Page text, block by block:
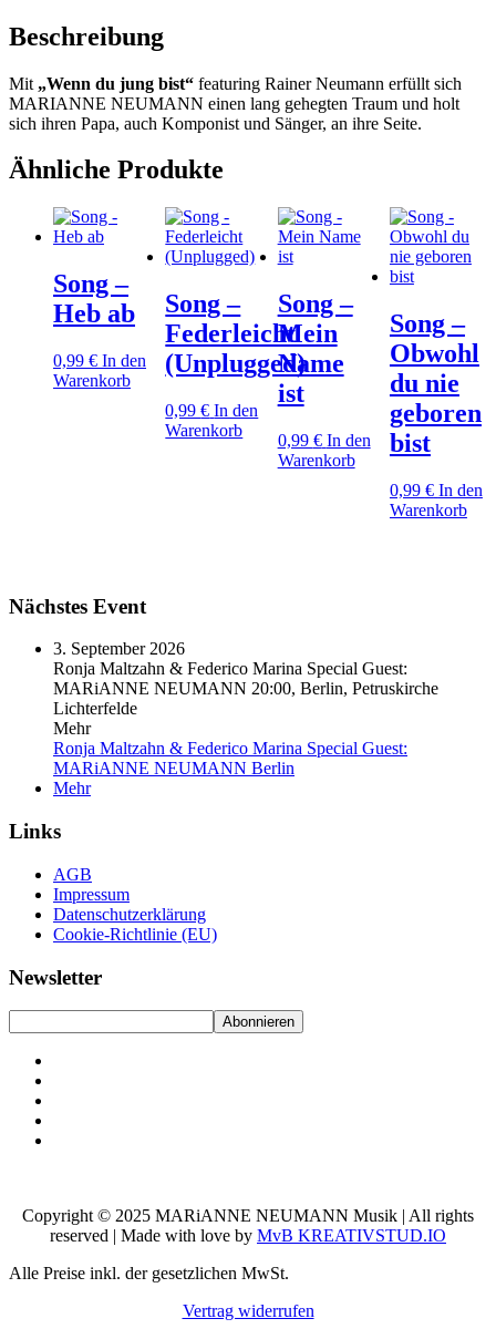
Beschreibung
Mit „Wenn du jung bist“ featuring Rainer Neumann erfüllt sich
MARIANNE NEUMANN einen lang gehegten Traum und holt
sich ihren Papa, auch Komponist und Sänger, an ihre Seite.
Ähnliche Produkte
Song –
Heb ab
0,99 € In den
Warenkorb
Song –
Federleicht
(Unplugged)
0,99€ In den
Warenkorb
Song –
Mein
Name
ist
0,99 € In den
Warenkorb
Song –
Obwohl
du nie
geboren
bist
0,99 € In den
Warenkorb
Nächstes Event
3. September 2026
Ronja Maltzahn & Federico Marina Special Guest:
MARiANNE NEUMANN 20:00, Berlin, Petruskirche
Lichterfelde
Mehr
Ronja Maltzahn & Federico Marina Special Guest:
MARiANNE NEUMANN Berlin
Mehr
Links
AGB
Impressum
Datenschutzerklärung
Cookie-Richtlinie (EU)
Newsletter
Copyright © 2025 MARiANNE NEUMANN Musik | All rights
reserved | Made with love by MvB KREATIVSTUD.IO
Alle Preise inkl. der gesetzlichen MwSt.
Vertrag widerrufen